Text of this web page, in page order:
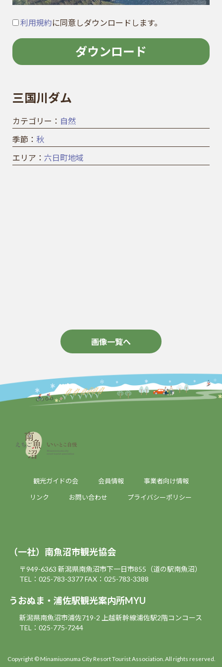
利用規約に同意しダウンロードします。
ダウンロード
三国川ダム
カテゴリー： 自然
季節： 秋
エリア： 六日町地域
画像一覧へ
観光ガイドの会 会員情報 事業者向け情報
リンク お問い合わせ プライバシーポリシー
（一社）南魚沼市観光協会
〒949-6363 新潟県南魚沼市下一日市855（道の駅南魚沼）
TEL：025-783-3377FAX：025-783-3388
うおぬま・浦佐駅観光案内所MYU
新潟県南魚沼市浦佐719-2 上越新幹線浦佐駅2階コンコース
TEL：025-775-7244
Copyright © Minamiuonuma City Resort Tourist Association. All rights reserved.